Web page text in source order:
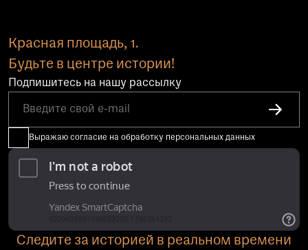
Красная площадь, 1.
Будьте в центре истории!
Подпишитесь на нашу рассылку
Выражаю согласие на обработку персональных данных
Следите за историей в реальном времени